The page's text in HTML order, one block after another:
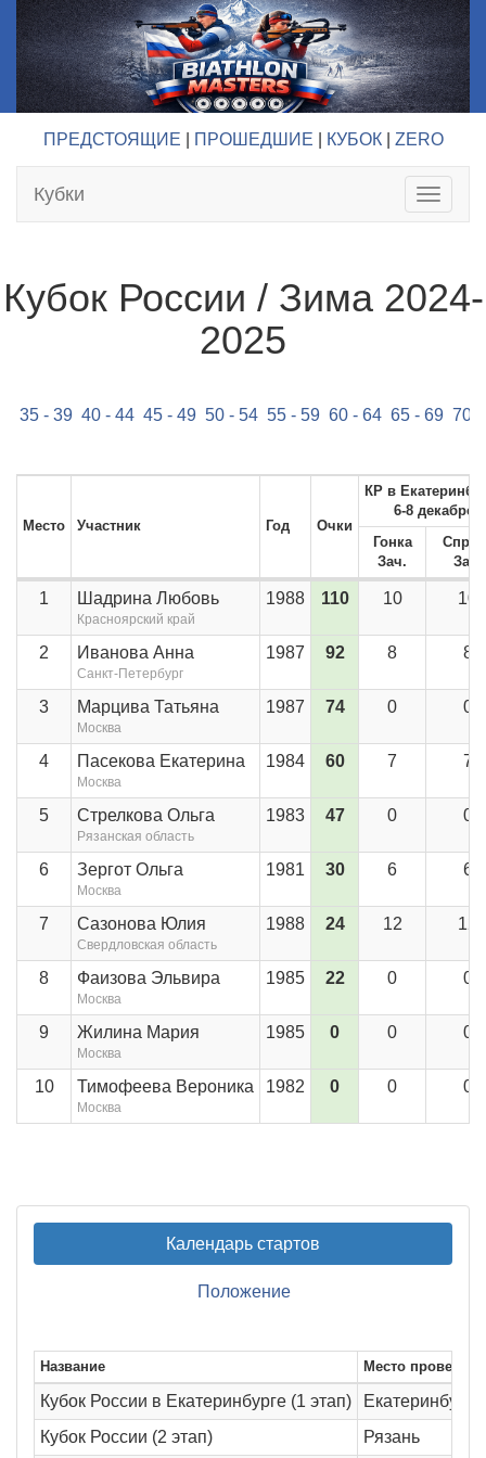
ПРЕДСТОЯЩИЕ ПРОШЕДШИЕ КУБОК ZERO
Toggle
Кубки
Кубок России / Зима 2024-
2025
35 - 39 40 - 44 45 - 49 50 - 54 55 - 59 60 - 64 65 - 69 70+
Место Участник Год Очки
КР в
6-8 декабре
Гонка
Зач.
Зач.
1 Шадрина Любовь
Красноярский край
1988 110 10 10
2 Иванова Анна
Санкт-Петербург
1987 92 8 8
3 Марцива Татьяна
Москва
1987 74 0 0
4 Пасекова Екатерина
Москва
1984 60 7 7
5 Стрелкова Ольга
Рязанская область
1983 47 0 0
6 Зергот Ольга
Москва
1981 30 6 6
7 Сазонова Юлия
Свердловская область
1988 24 12 12
8 Фаизова Эльвира
Москва
1985 22 0 0
9 Жилина Мария
Москва
1985 0 0 0
10 Тимофеева Вероника
Москва
1982 0 0 0
Календарь стартов
Положение
Название Место
Кубок России в Екатеринбурге (1 этап)
Екатеринбург
Кубок России (2 этап)
Рязань